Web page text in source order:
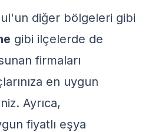
diğer bölgeleri gibi
gibi ilçelerde de
firmaları
en uygun
Ayrıca,
fiyatlı eşya